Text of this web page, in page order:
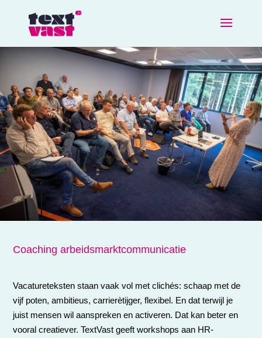
Coaching arbeidsmarktcommunicatie
Vacatureteksten staan vaak vol met clichés: schaap met de
vijf poten, ambitieus, carrierètijger, flexibel. En dat terwijl je
juist mensen wil aanspreken en activeren. Dat kan beter en
vooral creatiever. TextVast geeft workshops aan HR-